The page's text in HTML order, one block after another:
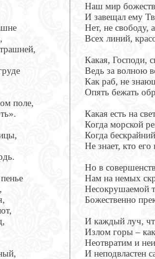
поле,
Наш мир
И завещал ему
Нет, не свободу,
Всех линий,
Какая, Господи,
Ведь за волною
Как раб, не
Опять бежать
Какая есть на
Когда морской
Когда
Не знает, кто его
Но в
Нам на немых
Несокрушаемой
Божественно
И каждый луч,
Излом горы –
Неотвратим и
И неподвластен